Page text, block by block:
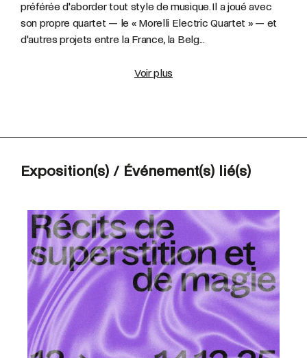
préférée d'aborder tout style de musique. Il a joué avec
son propre quartet — le « Morelli Electric Quartet » — et
d'autres projets entre la France, la Belg...
Voir plus
Exposition(s) / Événement(s) lié(s)